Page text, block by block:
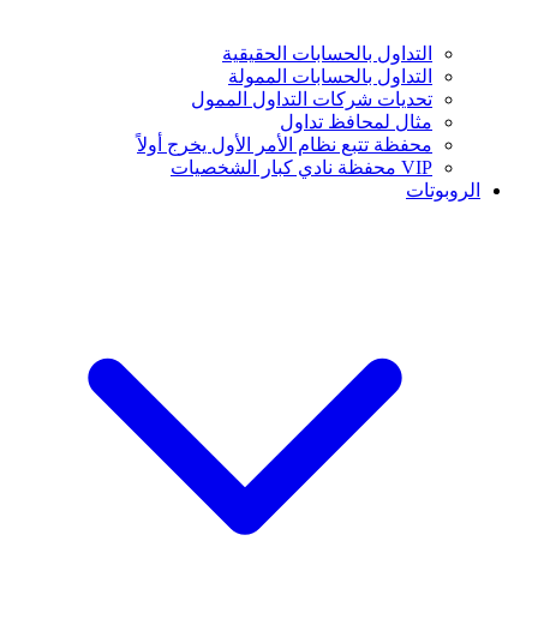
التداول بالحسابات الحقيقية
التداول بالحسابات الممولة
تحديات شركات التداول الممول
مثال لمحافظ تداول
محفظة تتبع نظام الأمر الأول يخرج أولاً
VIP محفظة نادي كبار الشخصيات
الروبوتات